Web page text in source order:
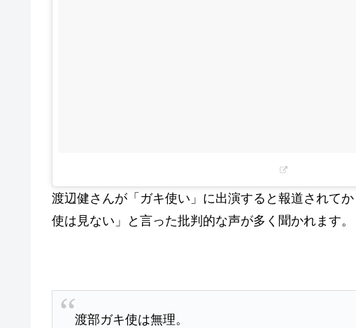
渡辺健さんが「ガキ使い」に出演すると報道されて
使は見ない」と言った批判的な声が多く聞かれます。
渡部ガキ使は無理。